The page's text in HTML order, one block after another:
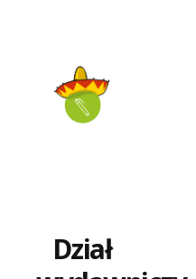
Dział